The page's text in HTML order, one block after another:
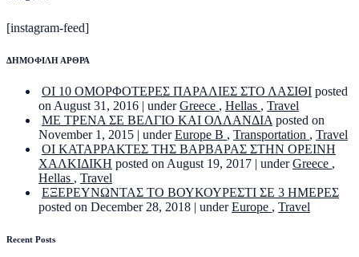
[instagram-feed]
ΔΗΜΟΦΙΛΗ ΑΡΘΡΑ
ΟΙ 10 ΟΜΟΡΦΟΤΕΡΕΣ ΠΑΡΑΛΙΕΣ ΣΤΟ ΛΑΣΙΘΙ posted
on August 31, 2016
underGreece , Hellas , Travel
ΜΕ ΤΡΕΝΑ ΣΕ ΒΕΛΓΙΟ ΚΑΙ ΟΛΛΑΝΔΙΑ posted on
November 1, 2015
underEurope B , Transportation , Travel
ΟΙ ΚΑΤΑΡΡΑΚΤΕΣ ΤΗΣ ΒΑΡΒΑΡΑΣ ΣΤΗΝ ΟΡΕΙΝΗ
ΧΑΛΚΙΔΙΚΗ posted on August 19, 2017 underGreece ,
Hellas , Travel
ΕΞΕΡΕΥΝΩΝΤΑΣ ΤΟ ΒΟΥΚΟΥΡΕΣΤΙ ΣΕ 3 ΗΜΕΡΕΣ
posted on December 28, 2018
underEurope , Travel
Recent Posts